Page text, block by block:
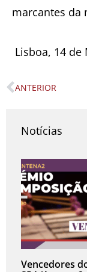
marcantes da
Lisboa, 14 de
Prev
ANTERIOR
Notícias
Vencedores